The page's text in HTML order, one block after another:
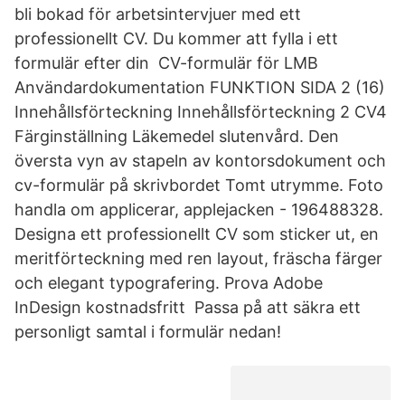
bli bokad för arbetsintervjuer med ett
professionellt CV. Du kommer att fylla i ett
formulär efter din CV-formulär för LMB
Användardokumentation FUNKTION SIDA 2 (16)
Innehållsförteckning Innehållsförteckning 2 CV4
Färginställning Läkemedel slutenvård. Den
översta vyn av stapeln av kontorsdokument och
cv-formulär på skrivbordet Tomt utrymme. Foto
handla om applicerar, applejacken - 196488328.
Designa ett professionellt CV som sticker ut, en
meritförteckning med ren layout, fräscha färger
och elegant typografering. Prova Adobe
InDesign kostnadsfritt Passa på att säkra ett
personligt samtal i formulär nedan!